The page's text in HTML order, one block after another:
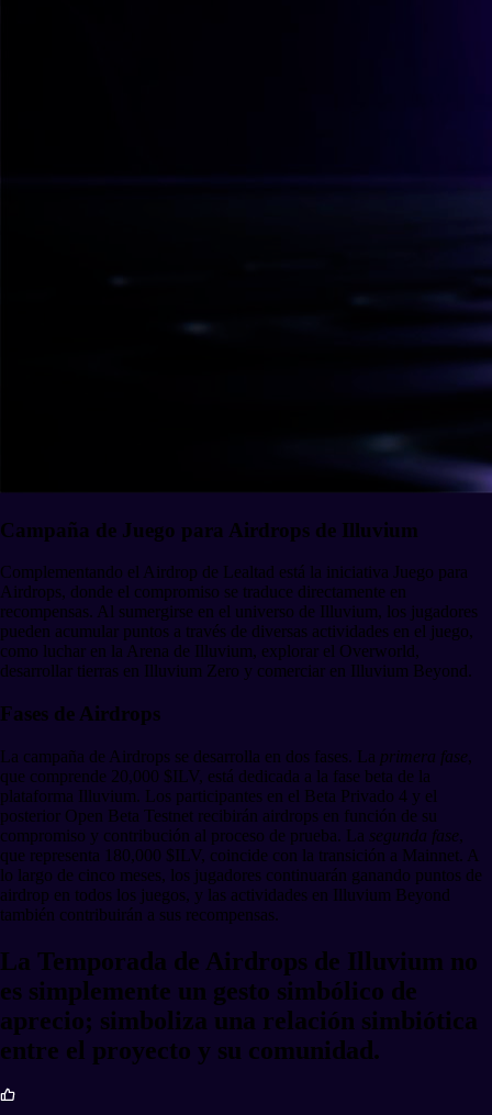
Campaña de Juego para Airdrops de Illuvium
Complementando el Airdrop de Lealtad está la iniciativa Juego para
Airdrops, donde el compromiso se traduce directamente en
recompensas. Al sumergirse en el universo de Illuvium, los jugadores
pueden acumular puntos a través de diversas actividades en el juego,
como luchar en la Arena de Illuvium, explorar el Overworld,
desarrollar tierras en Illuvium Zero y comerciar en Illuvium Beyond.
Fases de Airdrops
La campaña de Airdrops se desarrolla en dos fases. La primera fase,
que comprende 20,000 $ILV, está dedicada a la fase beta de la
plataforma Illuvium. Los participantes en el Beta Privado 4 y el
posterior Open Beta Testnet recibirán airdrops en función de su
compromiso y contribución al proceso de prueba. La segunda fase,
que representa 180,000 $ILV, coincide con la transición a Mainnet. A
lo largo de cinco meses, los jugadores continuarán ganando puntos de
airdrop en todos los juegos, y las actividades en Illuvium Beyond
también contribuirán a sus recompensas.
La Temporada de Airdrops de Illuvium no
es simplemente un gesto simbólico de
aprecio; simboliza una relación simbiótica
entre el proyecto y su comunidad.